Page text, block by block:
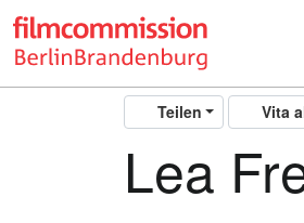
Teilen Vita
Lea